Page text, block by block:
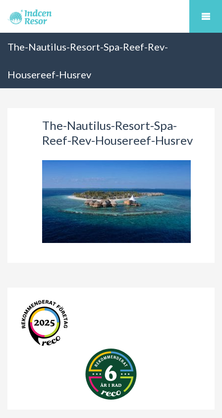
The-Nautilus-Resort-Spa-Reef-Rev-
Housereef-Husrev
The-Nautilus-Resort-Spa-
Reef-Rev-Housereef-Husrev